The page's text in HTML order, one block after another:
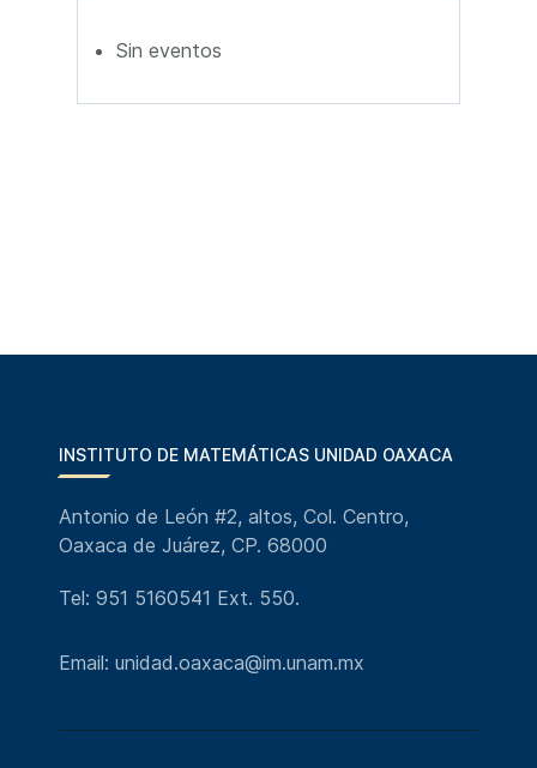
Sin eventos
INSTITUTO DE MATEMÁTICAS UNIDAD OAXACA
Antonio de León #2, altos, Col. Centro,
Oaxaca de Juárez, CP. 68000
Tel: 951 5160541 Ext. 550.
Email: unidad.oaxaca@im.unam.mx